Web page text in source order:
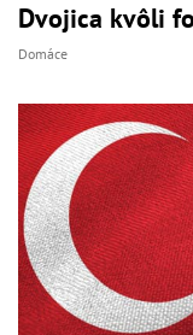
Dvojica kvôli
Domáce